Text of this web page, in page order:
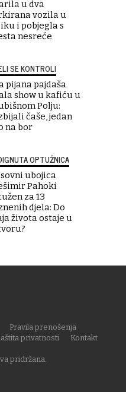
u dva
vozila u
i pobjegla s
nesreće
SE KONTROLI
pijana pajdaša
show u kafiću u
Polju:
čaše, jedan
na bor
OPTUŽNICA
ubojica
Pahoki
za 13
djela: Do
života ostaje u
pridržana.
Pravila prenošenja
privatnosti
Kontakt